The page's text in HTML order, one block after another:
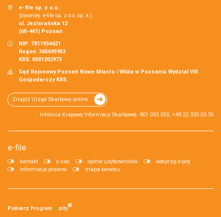
e-file sp. z o.o.
(dawniej: e-file sp. z o.o. sp. k.)
ul. Jeziorańska 12
(60-461) Poznań
NIP: 7811934421
Regon: 365695953
KRS: 0001202973
Sąd Rejonowy Poznań Nowe Miasto i Wilda w Poznaniu Wydział VIII
Gospodarczy KRS.
Znajdź Urząd Skarbowy online
Infolinia Krajowej Informacji Skarbowej: 801 055 055, +48 22 330 03 30
e-file
kontakt o nas opinie użytkowników
wesprzyj e-pity
informacje prawne
mapa serwisu
Pobierz Program e‑pity®